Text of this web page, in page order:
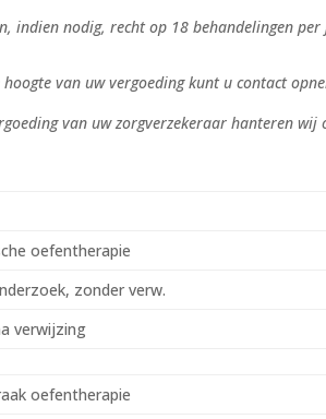
indien nodig, recht op 18 behandelingen
van uw vergoeding kunt u contact
van uw zorgverzekeraar hanteren
oefentherapie
zonder verw.
verwijzing
oefentherapie